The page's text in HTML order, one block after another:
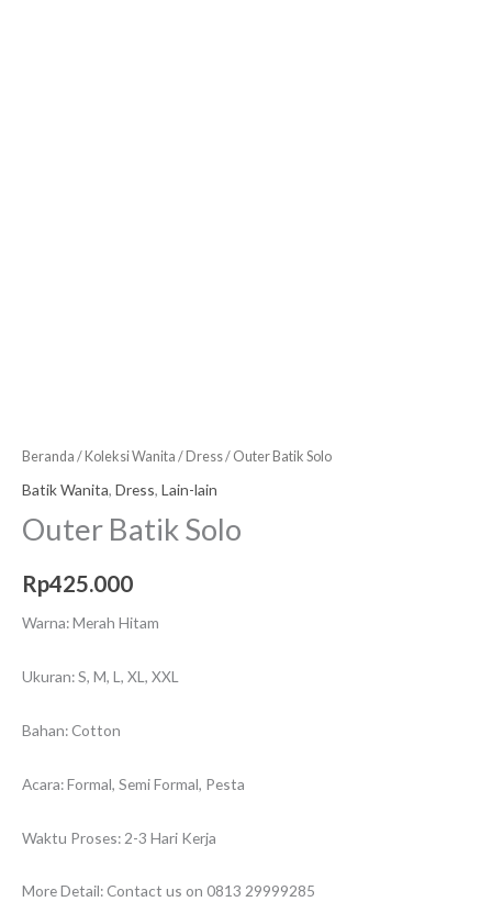
Beranda / Koleksi Wanita / Dress/ Outer Batik Solo
Batik Wanita, Dress, Lain-lain
Outer Batik Solo
Rp425.000
Warna: Merah Hitam
Ukuran: S, M, L, XL, XXL
Bahan: Cotton
Acara: Formal, Semi Formal, Pesta
Waktu Proses: 2-3 Hari Kerja
More Detail: Contact us on 0813 29999285